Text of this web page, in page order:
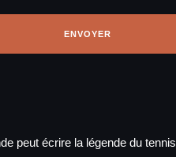
peut écrire la légende du tennis